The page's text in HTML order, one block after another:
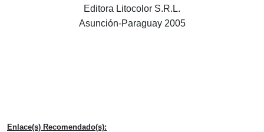
Editora Litocolor S.R.L.
Asunción-Paraguay 2005
Enlace(s) Recomendado(s):